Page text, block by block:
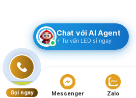
Bản Quyền Thuộc Thành Đạt LED
Chat với AI Agent
⚡ Tư vấn LED sỉ ngay
Gọi ngay Messenger Zalo